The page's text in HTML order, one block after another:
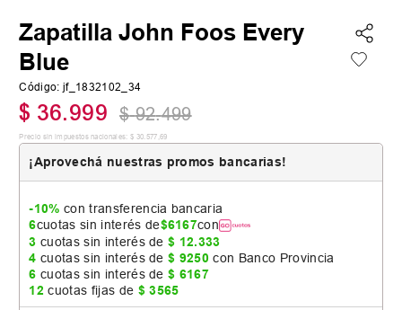
Zapatilla John Foos Every
Blue
Código: jf_1832102_34
$ 36.999 $ 92.499
Precio sin impuestos nacionales: $ 30.577 ,69
¡Aprovechá nuestras promos bancarias!
-10% con transferencia bancaria
6cuotas sin interés de$6167con
3 cuotas sin interés de$ 12.333
4 cuotas sin interés de$ 9250 con Banco Provincia
6 cuotas sin interés de$ 6167
12 cuotas fijas de $ 3565